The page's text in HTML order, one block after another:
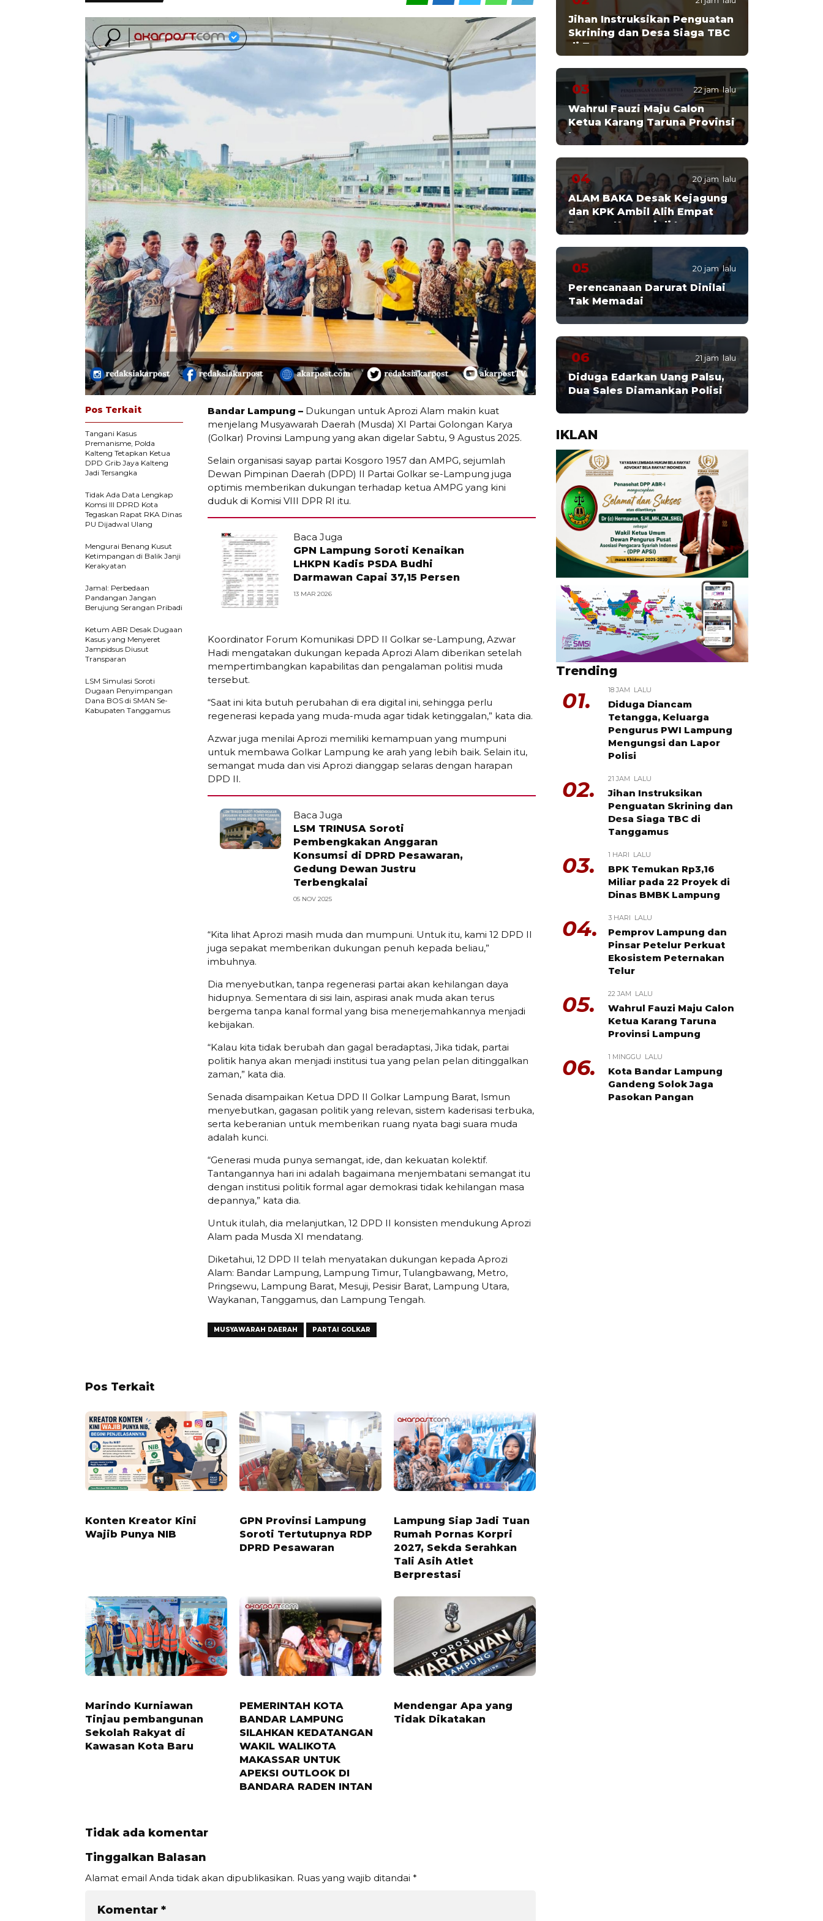
Bandar Lampung – Dukungan untuk Aprozi Alam makin kuat
menjelang Musyawarah Daerah (Musda) XI Partai Golongan Karya
(Golkar) Provinsi Lampung yang akan digelar Sabtu, 9 Agustus 2025.
Selain organisasi sayap partai Kosgoro 1957 dan AMPG, sejumlah
Dewan Pimpinan Daerah (DPD) II Partai Golkar se-Lampung juga
optimis memberikan dukungan terhadap ketua AMPG yang kini
duduk di Komisi VIII DPR RI itu.
Baca Juga
GPN Lampung Soroti Kenaikan
LHKPN Kadis PSDA Budhi
Darmawan Capai 37,15 Persen
13 MAR 2026
Koordinator Forum Komunikasi DPD II Golkar se-Lampung, Azwar
Hadi mengatakan dukungan kepada Aprozi Alam diberikan setelah
mempertimbangkan kapabilitas dan pengalaman politisi muda
tersebut.
“Saat ini kita butuh perubahan di era digital ini, sehingga perlu
regenerasi kepada yang muda-muda agar tidak ketinggalan,” kata dia.
Azwar juga menilai Aprozi memiliki kemampuan yang mumpuni
untuk membawa Golkar Lampung ke arah yang lebih baik. Selain itu,
semangat muda dan visi Aprozi dianggap selaras dengan harapan
DPD II.
Baca Juga
LSM TRINUSA Soroti
Pembengkakan Anggaran
Konsumsi di DPRD Pesawaran,
Gedung Dewan Justru
Terbengkalai
05 NOV 2025
“Kita lihat Aprozi masih muda dan mumpuni. Untuk itu, kami 12 DPD II
juga sepakat memberikan dukungan penuh kepada beliau,”
imbuhnya.
Dia menyebutkan, tanpa regenerasi partai akan kehilangan daya
hidupnya. Sementara di sisi lain, aspirasi anak muda akan terus
bergema tanpa kanal formal yang bisa menerjemahkannya menjadi
kebijakan.
“Kalau kita tidak berubah dan gagal beradaptasi, Jika tidak, partai
politik hanya akan menjadi institusi tua yang pelan pelan ditinggalkan
zaman,” kata dia.
Senada disampaikan Ketua DPD II Golkar Lampung Barat, Ismun
menyebutkan, gagasan politik yang relevan, sistem kaderisasi terbuka,
serta keberanian untuk memberikan ruang nyata bagi suara muda
adalah kunci.
“Generasi muda punya semangat, ide, dan kekuatan kolektif.
Tantangannya hari ini adalah bagaimana menjembatani semangat itu
dengan institusi politik formal agar demokrasi tidak kehilangan masa
depannya,” kata dia.
Untuk itulah, dia melanjutkan, 12 DPD II konsisten mendukung Aprozi
Alam pada Musda XI mendatang.
Diketahui, 12 DPD II telah menyatakan dukungan kepada Aprozi
Alam: Bandar Lampung, Lampung Timur, Tulangbawang, Metro,
Pringsewu, Lampung Barat, Mesuji, Pesisir Barat, Lampung Utara,
Waykanan, Tanggamus, dan Lampung Tengah.
MUSYAWARAH DAERAH PARTAI GOLKAR
Pos Terkait
Tangani Kasus
Premanisme, Polda
Kalteng Tetapkan Ketua
DPD Grib Jaya Kalteng
Jadi Tersangka
Tidak Ada Data Lengkap
Komsi III DPRD Kota
Tegaskan Rapat RKA Dinas
PU Dijadwal Ulang
Mengurai Benang Kusut
Ketimpangan di Balik Janji
Kerakyatan
Jamal: Perbedaan
Pandangan Jangan
Berujung Serangan Pribadi
Ketum ABR Desak Dugaan
Kasus yang Menyeret
Jampidsus Diusut
Transparan
LSM Simulasi Soroti
Dugaan Penyimpangan
Dana BOS di SMAN Se-
Kabupaten Tanggamus
Pos Terkait
Konten Kreator Kini
Wajib Punya NIB
GPN Provinsi Lampung
Soroti Tertutupnya RDP
DPRD Pesawaran
Lampung Siap Jadi Tuan
Rumah Pornas Korpri
2027, Sekda Serahkan
Tali Asih Atlet
Berprestasi
Marindo Kurniawan
Tinjau pembangunan
Sekolah Rakyat di
Kawasan Kota Baru
PEMERINTAH KOTA
BANDAR LAMPUNG
SILAHKAN KEDATANGAN
WAKIL WALIKOTA
MAKASSAR UNTUK
APEKSI OUTLOOK DI
BANDARA RADEN INTAN
Mendengar Apa yang
Tidak Dikatakan
Tidak ada komentar
Tinggalkan Balasan
Alamat email Anda tidak akan dipublikasikan. Ruas yang wajib ditandai *
Komentar *
Jihan Instruksikan Penguatan
Skrining dan Desa Siaga TBC
di Tanggamus
03 22 jam lalu
Wahrul Fauzi Maju Calon
Ketua Karang Taruna Provinsi
Lampung
04 20 jam lalu
ALAM BAKA Desak Kejagung
dan KPK Ambil Alih Empat
Dugaan Korupsi di Lampung
05 20 jam lalu
Perencanaan Darurat Dinilai
Tak Memadai
06 21 jam lalu
Diduga Edarkan Uang Palsu,
Dua Sales Diamankan Polisi
IKLAN
Trending
01. 18 JAM LALU
Diduga Diancam
Tetangga, Keluarga
Pengurus PWI Lampung
Mengungsi dan Lapor
Polisi
02. 21 JAM LALU
Jihan Instruksikan
Penguatan Skrining dan
Desa Siaga TBC di
Tanggamus
03. 1 HARI LALU
BPK Temukan Rp3,16
Miliar pada 22 Proyek di
Dinas BMBK Lampung
04. 3 HARI LALU
Pemprov Lampung dan
Pinsar Petelur Perkuat
Ekosistem Peternakan
Telur
05. 22 JAM LALU
Wahrul Fauzi Maju Calon
Ketua Karang Taruna
Provinsi Lampung
06. 1 MINGGU LALU
Kota Bandar Lampung
Gandeng Solok Jaga
Pasokan Pangan